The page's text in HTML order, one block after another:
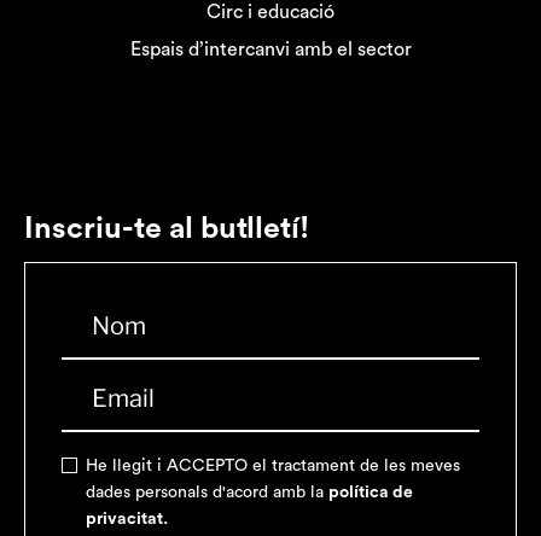
Circ i educació
Espais d’intercanvi amb el sector